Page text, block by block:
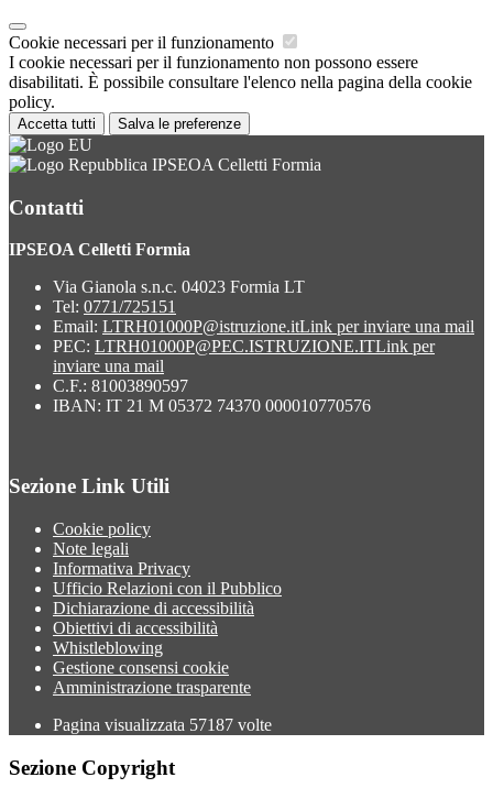
Cookie necessari per il funzionamento
I cookie necessari per il funzionamento non possono essere
disabilitati. È possibile consultare l'elenco nella pagina della cookie
policy.
Accetta tutti Salva le preferenze
IPSEOA Celletti Formia
Contatti
IPSEOA Celletti Formia
Via Gianola s.n.c. 04023 Formia LT
Tel: 0771/725151
Email: LTRH01000P@istruzione.itLink per inviare una mail
PEC: LTRH01000P@PEC.ISTRUZIONE.ITLink per
inviare una mail
C.F.: 81003890597
IBAN: IT 21 M 05372 74370 000010770576
Sezione Link Utili
Cookie policy
Note legali
Informativa Privacy
Ufficio Relazioni con il Pubblico
Dichiarazione di accessibilità
Obiettivi di accessibilità
Whistleblowing
Gestione consensi cookie
Amministrazione trasparente
Pagina visualizzata 57187 volte
Sezione Copyright